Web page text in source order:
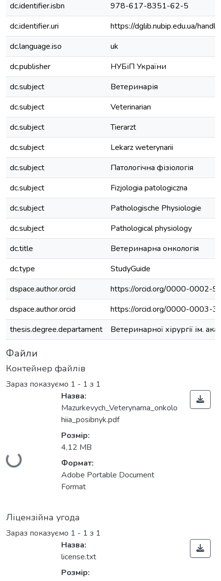
dc.identifier.isbn
978-617-8351-62-5
dc.identifier.uri
https://dglib.nubip.edu.ua/
dc.language.iso
uk
dc.publisher
НУБіП України
dc.subject
Ветеринарія
dc.subject
Veterinarian
dc.subject
Tierarzt
dc.subject
Lekarz weterynarii
dc.subject
Патологічна фізіологія
dc.subject
Fizjologia patologiczna
dc.subject
Pathologische Physiologie
dc.subject
Pathological physiology
dc.title
Ветеринарна онкологія
dc.type
StudyGuide
dspace.author.orcid
https://orcid.org/0000-0002-
dspace.author.orcid
https://orcid.org/0000-0003-
thesis.degree.departament
Ветеринарної хірургії ім.
Файли
Контейнер файлів
Зараз показуємо 1 - 1 з 1
Вантажиться...
Назва:
Mazurkevych_Veterynarna_onkolo
hiia_posibnyk.pdf
Розмір:
4,12 MB
Формат:
Adobe Portable Document
Format
Ліцензійна угода
Зараз показуємо 1 - 1 з 1
Назва:
license.txt
Розмір: